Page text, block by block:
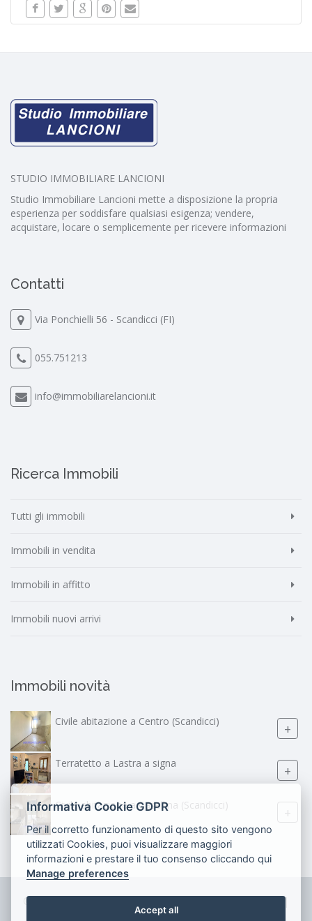
STUDIO IMMOBILIARE LANCIONI
Studio Immobiliare Lancioni mette a disposizione la propria
esperienza per soddisfare qualsiasi esigenza; vendere,
acquistare, locare o semplicemente per ricevere informazioni
Contatti
Via Ponchielli 56 - Scandicci (FI)
055.751213
info@immobiliarelancioni.it
Ricerca Immobili
Tutti gli immobili
Immobili in vendita
Immobili in affitto
Immobili nuovi arrivi
Immobili novità
Civile abitazione a Centro (Scandicci) +
Terratetto a Lastra a signa +
Civile abitazione a Casellina (Scandicci) +
© 2026 Studio Immobiliare Lancioni - P.IVA 02158550489 |
Privacy-Cookie
Informativa Cookie GDPR
Per il corretto funzionamento di questo sito vengono
utilizzati Cookies, puoi visualizzare maggiori
informazioni e prestare il tuo consenso cliccando qui
Manage preferences
Accept all